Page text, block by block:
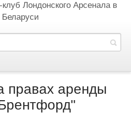
Лондонского Арсенала в
Беларуси
правах аренды